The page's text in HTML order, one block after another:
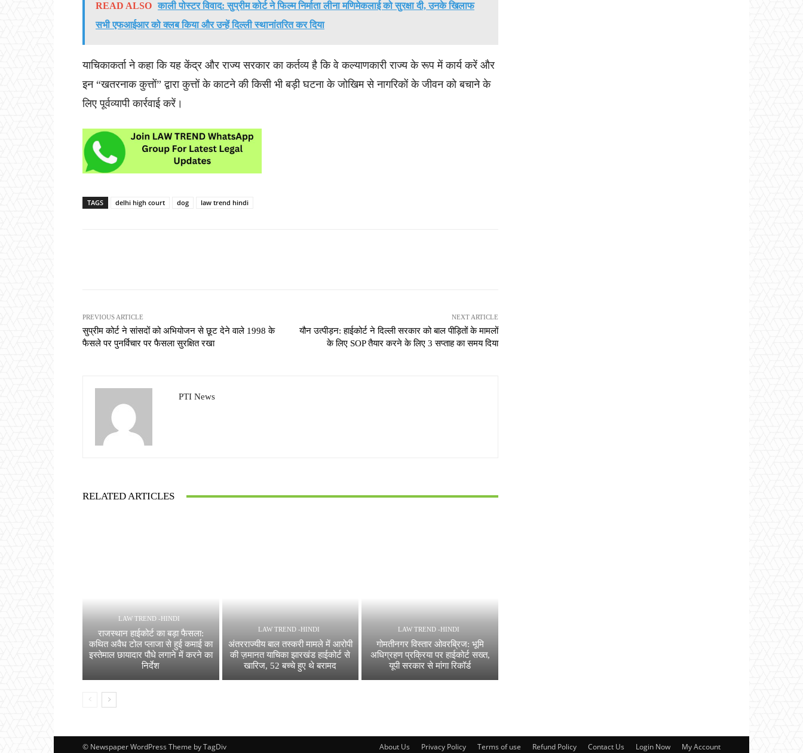
READ ALSO काली पोस्टर विवाद: सुप्रीम कोर्ट ने फिल्म निर्माता लीना मणिमेकलाई को सुरक्षा दी, उनके खिलाफ
सभी एफआईआर को क्लब किया और उन्हें दिल्ली स्थानांतरित कर दिया
याचिकाकर्ता ने कहा कि यह केंद्र और राज्य सरकार का कर्तव्य है कि वे कल्याणकारी राज्य के रूप में कार्य करें और
इन “खतरनाक कुत्तों” द्वारा कुत्तों के काटने की किसी भी बड़ी घटना के जोखिम से नागरिकों के जीवन को बचाने के
लिए पूर्वव्यापी कार्रवाई करें।
TAGS delhi high court dog law trend hindi
PREVIOUS ARTICLE
सुप्रीम कोर्ट ने सांसदों को अभियोजन से छूट देने वाले 1998 के
फैसले पर पुनर्विचार पर फैसला सुरक्षित रखा
NEXT ARTICLE
यौन उत्पीड़न: हाईकोर्ट ने दिल्ली सरकार को बाल पीड़ितों के मामलों
के लिए SOP तैयार करने के लिए 3 सप्ताह का समय दिया
PTI News
RELATED ARTICLES
LAW TREND -HINDI
राजस्थान हाईकोर्ट का बड़ा फैसला:
कथित अवैध टोल प्लाजा से हुई कमाई का
इस्तेमाल छायादार पौधे लगाने में करने का
निर्देश
LAW TREND -HINDI
अंतरराज्यीय बाल तस्करी मामले में आरोपी
की ज़मानत याचिका झारखंड हाईकोर्ट से
खारिज, 52 बच्चे हुए थे बरामद
LAW TREND -HINDI
गोमतीनगर विस्तार ओवरब्रिज: भूमि
अधिग्रहण प्रक्रिया पर हाईकोर्ट सख्त,
यूपी सरकार से मांगा रिकॉर्ड
About Us Privacy Policy Terms of use Refund Policy Contact Us Login Now My Account
© Newspaper WordPress Theme by TagDiv